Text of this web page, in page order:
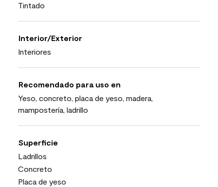
Tintado
Interior/Exterior
Interiores
Recomendado para uso en
Yeso, concreto, placa de yeso, madera,
mampostería, ladrillo
Superficie
Ladrillos
Concreto
Placa de yeso